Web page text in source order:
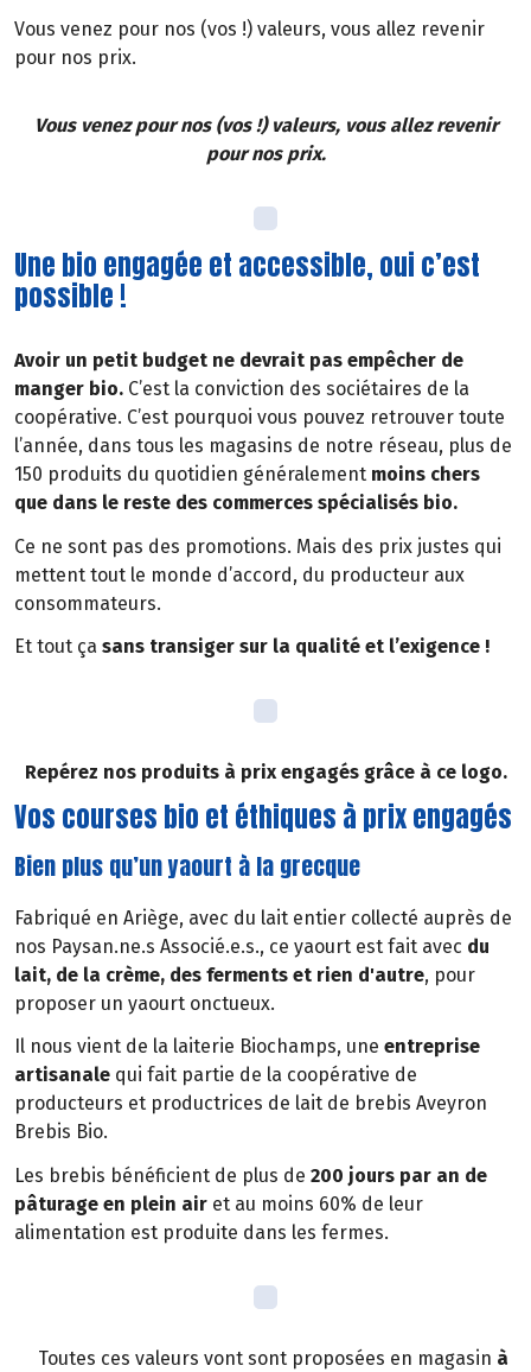
Vous venez pour nos (vos !) valeurs, vous allez revenir
pour nos prix.
Vous venez pour nos (vos !) valeurs, vous allez revenir
pour nos prix.
Une bio engagée et accessible, oui c’est
possible !
Avoir un petit budget ne devrait pas empêcher de
manger bio. C’est la conviction des sociétaires de la
coopérative. C’est pourquoi vous pouvez retrouver toute
l’année, dans tous les magasins de notre réseau, plus de
150 produits du quotidien généralement moins chers
que dans le reste des commerces spécialisés bio.
Ce ne sont pas des promotions. Mais des prix justes qui
mettent tout le monde d’accord, du producteur aux
consommateurs.
Et tout ça sans transiger sur la qualité et l’exigence !
Repérez nos produits à prix engagés grâce à ce logo.
Vos courses bio et éthiques à prix engagés
Bien plus qu’un yaourt à la grecque
Fabriqué en Ariège, avec du lait entier collecté auprès de
nos Paysan.ne.s Associé.e.s., ce yaourt est fait avec du
lait, de la crème, des ferments et rien d'autre, pour
proposer un yaourt onctueux.
Il nous vient de la laiterie Biochamps, une entreprise
artisanale qui fait partie de la coopérative de
producteurs et productrices de lait de brebis Aveyron
Brebis Bio.
Les brebis bénéficient de plus de 200 jours par an de
pâturage en plein air et au moins 60% de leur
alimentation est produite dans les fermes.
Toutes ces valeurs vont sont proposées en magasin à